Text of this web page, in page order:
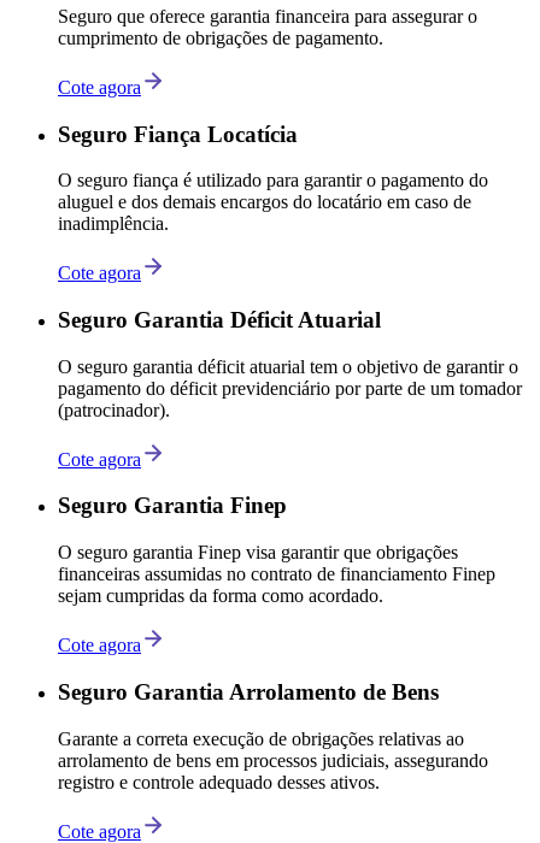
Seguro que oferece garantia financeira para assegurar o
cumprimento de obrigações de pagamento.
Cote agora
Seguro Fiança Locatícia
O seguro fiança é utilizado para garantir o pagamento do
aluguel e dos demais encargos do locatário em caso de
inadimplência.
Cote agora
Seguro Garantia Déficit Atuarial
O seguro garantia déficit atuarial tem o objetivo de garantir o
pagamento do déficit previdenciário por parte de um tomador
(patrocinador).
Cote agora
Seguro Garantia Finep
O seguro garantia Finep visa garantir que obrigações
financeiras assumidas no contrato de financiamento Finep
sejam cumpridas da forma como acordado.
Cote agora
Seguro Garantia Arrolamento de Bens
Garante a correta execução de obrigações relativas ao
arrolamento de bens em processos judiciais, assegurando
registro e controle adequado desses ativos.
Cote agora